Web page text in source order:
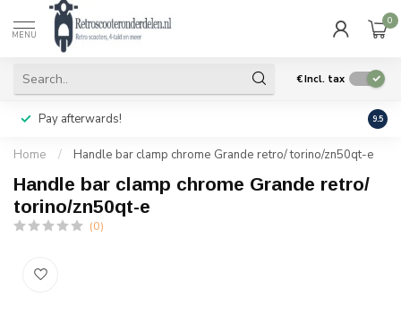
MENU
0
€Incl. tax
Pay afterwards! Geen
9.5
Home / Handle bar clamp chrome Grande retro/ torino/zn50qt-e
Handle bar clamp chrome Grande retro/
torino/zn50qt-e
(0)